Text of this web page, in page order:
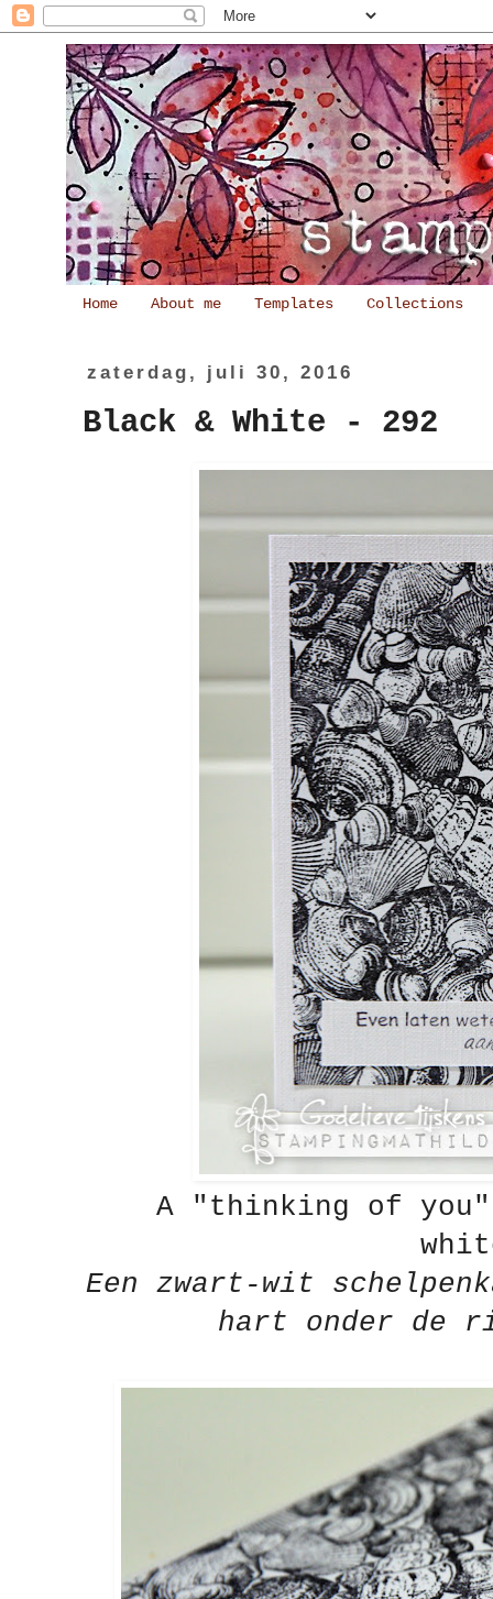
Home About me Templates Collections
zaterdag, juli 30, 2016
Black & White - 292
A "thinking of
Een zwart-wit
hart onder de